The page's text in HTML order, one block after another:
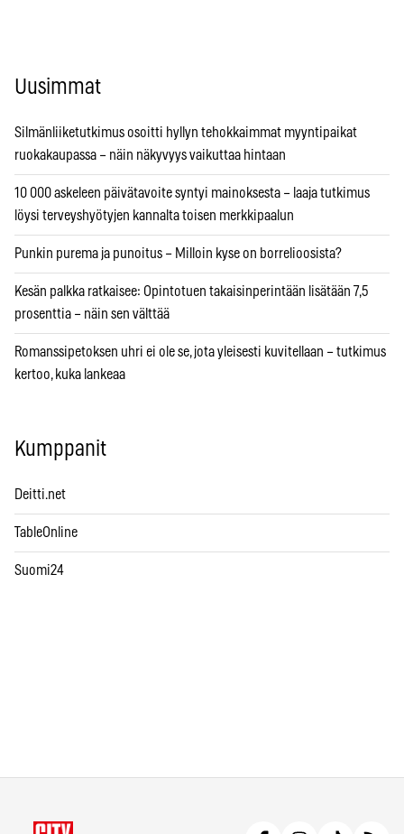
Uusimmat
Silmänliiketutkimus osoitti hyllyn tehokkaimmat myyntipaikat
ruokakaupassa – näin näkyvyys vaikuttaa hintaan
10 000 askeleen päivätavoite syntyi mainoksesta – laaja tutkimus
löysi terveyshyötyjen kannalta toisen merkkipaalun
Punkin purema ja punoitus – Milloin kyse on borrelioosista?
Kesän palkka ratkaisee: Opintotuen takaisinperintään lisätään 7,5
prosenttia – näin sen välttää
Romanssipetoksen uhri ei ole se, jota yleisesti kuvitellaan – tutkimus
kertoo, kuka lankeaa
Kumppanit
Deitti.net
TableOnline
Suomi24